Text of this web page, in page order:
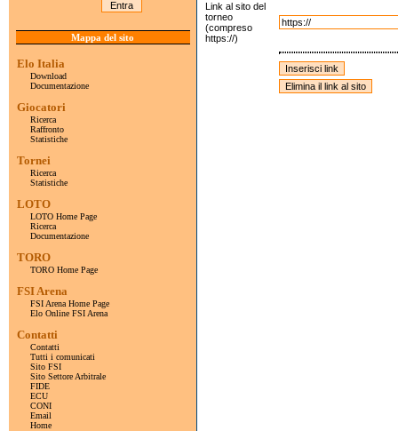
Mappa del sito
Elo Italia
Download
Documentazione
Giocatori
Ricerca
Raffronto
Statistiche
Tornei
Ricerca
Statistiche
LOTO
LOTO Home Page
Ricerca
Documentazione
TORO
TORO Home Page
FSI Arena
FSI Arena Home Page
Elo Online FSI Arena
Contatti
Contatti
Tutti i comunicati
Sito FSI
Sito Settore Arbitrale
FIDE
ECU
CONI
Email
Home
Link al sito del
torneo
(compreso
https://)